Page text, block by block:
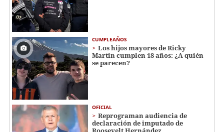
CUMPLEAÑOS
Los hijos mayores de Ricky
Martin cumplen 18 años: ¿A quién
se parecen?
OFICIAL
Reprograman audiencia de
declaración de imputado de